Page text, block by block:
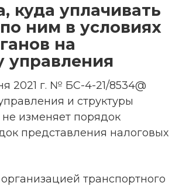
куда уплачивать
ним в условиях
на
управления
2021 г. № БС-4-21/8534@
и структуры
изменяет порядок
представления налоговых
транспортного